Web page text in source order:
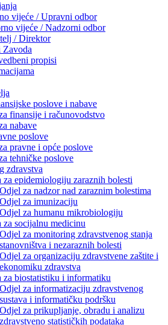
vijeće / Upravni odbor
vijeće / Nadzorni odbor
/ Direktor
Zavoda
propisi
poslove i nabave
finansije i računovodstvo
nabave
poslove
pravne i opće poslove
tehničke poslove
zdravstva
za epidemiologiju zaraznih bolesti
Odjel za nadzor nad zaraznim bolestima
Odjel za imunizaciju
Odjel za humanu mikrobiologiju
za socijalnu medicinu
Odjel za monitoring zdravstvenog stanja
stanovništva i nezaraznih bolesti
Odjel za organizaciju zdravstvene zaštite i
ekonomiku zdravstva
za biostatistiku i informatiku
Odjel za informatizaciju zdravstvenog
sustava i informatičku podršku
Odjel za prikupljanje, obradu i analizu
zdravstveno statističkih podataka